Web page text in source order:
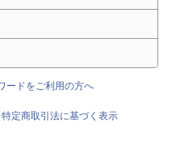
ードをご利用の方へ
特定商取引法に基づく表示